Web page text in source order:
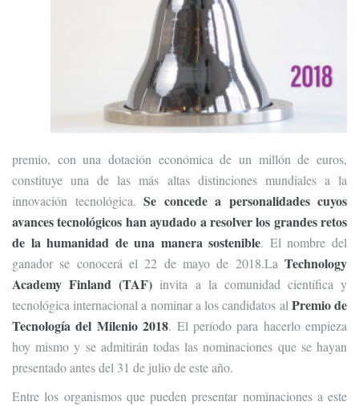
premio, con una dotación económica de un millón de euros,
constituye una de las más altas distinciones mundiales a la
innovación tecnológica. Se concede a personalidades cuyos
avances tecnológicos han ayudado a resolver los grandes retos
de la humanidad de una manera sostenible. El nombre del
ganador se conocerá el 22 de mayo de 2018.La Technology
Academy Finland (TAF) invita a la comunidad científica y
tecnológica internacional a nominar a los candidatos al Premio de
Tecnología del Milenio 2018. El período para hacerlo empieza
hoy mismo y se admitirán todas las nominaciones que se hayan
presentado antes del 31 de julio de este año.
Entre los organismos que pueden presentar nominaciones a este